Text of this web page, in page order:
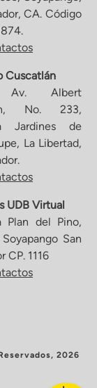
CA. Código
Cuscatlán
Av. Albert
No. 233,
Jardines de
La Libertad,
UDB Virtual
Plan del Pino,
San
CP. 1116
2026